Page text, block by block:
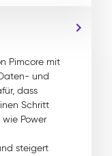
Pimcore mit
und
dass
Schritt
Power
steigert